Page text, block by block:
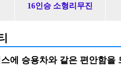
16인승 소형리무진
에 승용차와 같은 편안함